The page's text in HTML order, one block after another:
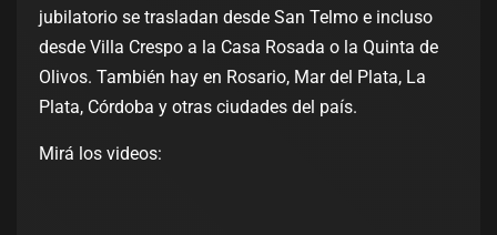
jubilatorio se trasladan desde San Telmo e incluso
desde Villa Crespo a la Casa Rosada o la Quinta de
Olivos. También hay en Rosario, Mar del Plata, La
Plata, Córdoba y otras ciudades del país.
Mirá los videos: